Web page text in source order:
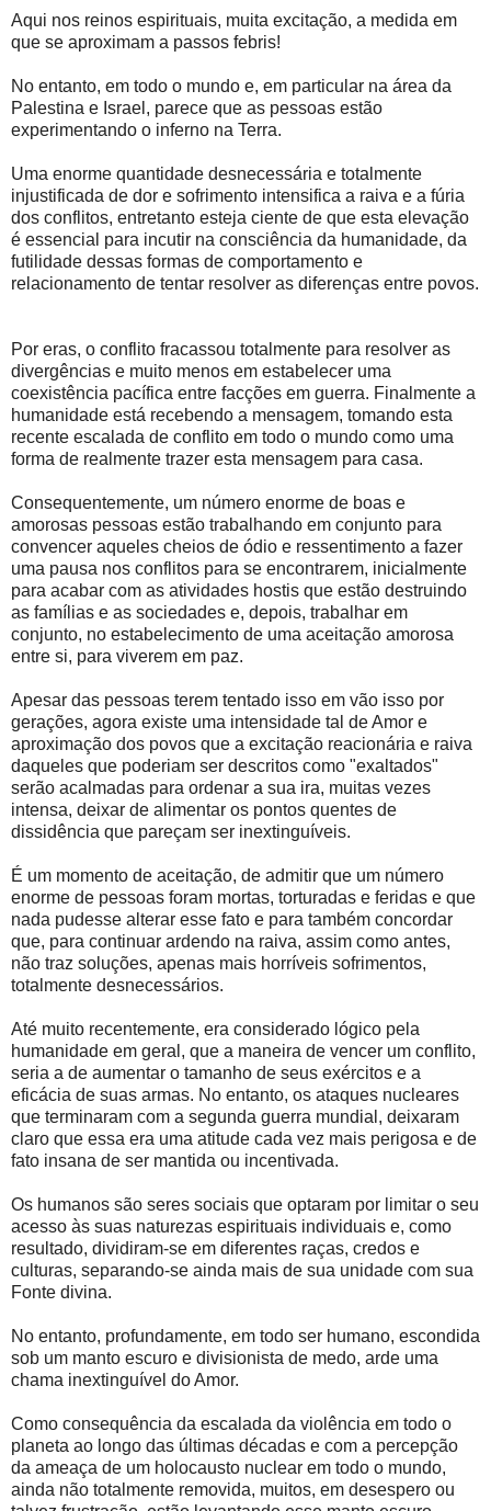
Aqui nos reinos espirituais, muita excitação, a medida em
que se aproximam a passos febris!
No entanto, em todo o mundo e, em particular na área da
Palestina e Israel, parece que as pessoas estão
experimentando o inferno na Terra.
Uma enorme quantidade desnecessária e totalmente
injustificada de dor e sofrimento intensifica a raiva e a fúria
dos conflitos, entretanto esteja ciente de que esta elevação
é essencial para incutir na consciência da humanidade, da
futilidade dessas formas de comportamento e
relacionamento de tentar resolver as diferenças entre povos.
Por eras, o conflito fracassou totalmente para resolver as
divergências e muito menos em estabelecer uma
coexistência pacífica entre facções em guerra. Finalmente a
humanidade está recebendo a mensagem, tomando esta
recente escalada de conflito em todo o mundo como uma
forma de realmente trazer esta mensagem para casa.
Consequentemente, um número enorme de boas e
amorosas pessoas estão trabalhando em conjunto para
convencer aqueles cheios de ódio e ressentimento a fazer
uma pausa nos conflitos para se encontrarem, inicialmente
para acabar com as atividades hostis que estão destruindo
as famílias e as sociedades e, depois, trabalhar em
conjunto, no estabelecimento de uma aceitação amorosa
entre si, para viverem em paz.
Apesar das pessoas terem tentado isso em vão isso por
gerações, agora existe uma intensidade tal de Amor e
aproximação dos povos que a excitação reacionária e raiva
daqueles que poderiam ser descritos como "exaltados"
serão acalmadas para ordenar a sua ira, muitas vezes
intensa, deixar de alimentar os pontos quentes de
dissidência que pareçam ser inextinguíveis.
É um momento de aceitação, de admitir que um número
enorme de pessoas foram mortas, torturadas e feridas e que
nada pudesse alterar esse fato e para também concordar
que, para continuar ardendo na raiva, assim como antes,
não traz soluções, apenas mais horríveis sofrimentos,
totalmente desnecessários.
Até muito recentemente, era considerado lógico pela
humanidade em geral, que a maneira de vencer um conflito,
seria a de aumentar o tamanho de seus exércitos e a
eficácia de suas armas. No entanto, os ataques nucleares
que terminaram com a segunda guerra mundial, deixaram
claro que essa era uma atitude cada vez mais perigosa e de
fato insana de ser mantida ou incentivada.
Os humanos são seres sociais que optaram por limitar o seu
acesso às suas naturezas espirituais individuais e, como
resultado, dividiram-se em diferentes raças, credos e
culturas, separando-se ainda mais de sua unidade com sua
Fonte divina.
No entanto, profundamente, em todo ser humano, escondida
sob um manto escuro e divisionista de medo, arde uma
chama inextinguível do Amor.
Como consequência da escalada da violência em todo o
planeta ao longo das últimas décadas e com a percepção
da ameaça de um holocausto nuclear em todo o mundo,
ainda não totalmente removida, muitos, em desespero ou